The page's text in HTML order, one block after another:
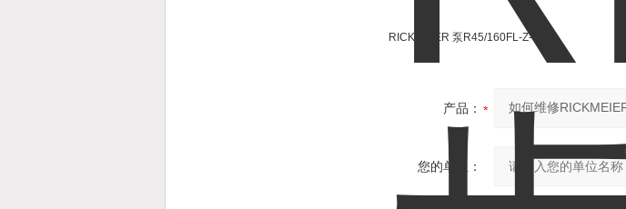
RICKMEIER 泵R45/160FL-Z-DB
产品：
您的单位：